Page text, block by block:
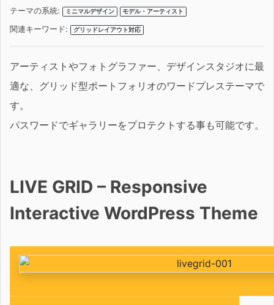
テーマの系統: ミニマルデザイン モデル・アーティスト
関連キーワード: グリッドレイアウト対応
アーティストやフォトグラファー、デザインスタジオに最
適な、グリッド型ポートフォリオのワードプレステーマで
す。
パスワードでギャラリーをプロテクトする事も可能です。
LIVE GRID – Responsive
Interactive WordPress Theme